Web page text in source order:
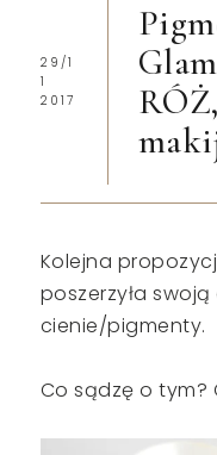
29/1
1
2017
Kolejna
poszerzyła
cienie/pigmenty.
Co sądzę o tym?